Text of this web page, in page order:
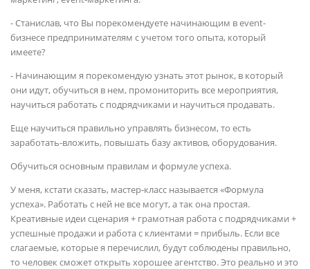
- Станислав, что Вы порекомендуете начинающим в event-
бизнесе предпринимателям с учетом того опыта, который
имеете?
- Начинающим я порекомендую узнать этот рынок, в который
они идут, обучиться в нем, промониторить все мероприятия,
научиться работать с подрядчиками и научиться продавать.
Еще научиться правильно управлять бизнесом, то есть
заработать-вложить, повышать базу активов, оборудования.
Обучиться основным правилам и формуле успеха.
У меня, кстати сказать, мастер-класс называется «Формула
успеха». Работать с ней не все могут, а так она простая.
Креативные идеи сценария + грамотная работа с подрядчиками +
успешные продажи и работа с клиентами = прибыль. Если все
слагаемые, которые я перечислил, будут соблюдены правильно,
то человек сможет открыть хорошее агентство. Это реально и это